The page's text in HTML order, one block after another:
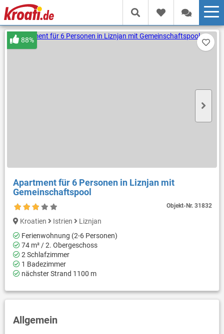
Apartment für 6 Personen in Liznjan mit
Gemeinschaftspool
Objekt-Nr.31832
88%
Kroatien Istrien
Liznjan
Ferienwohnung (2-6 Personen)
74 m² / 2. Obergeschoss
2 Schlafzimmer
1 Badezimmer
nächster Strand 1100 m
Allgemein